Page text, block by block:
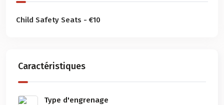
Child Safety Seats - €10
Caractéristiques
Type d'engrenage